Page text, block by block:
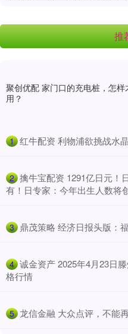
推
聚创优配 家门口的充电桩，怎样
用？
1 红牛配资 利物浦欲挑战水
2 擒牛宝配资 1291亿日元！
有！日专家：今年出生人数将
3 鼎茂策略 经济日报头版：
4 诚金资产 2025年4月23日
格行情
5 龙信金融 大众点评，不能